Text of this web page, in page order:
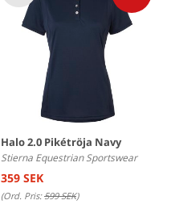
Halo 2.0 Pikétröja Navy
Stierna Equestrian Sportswear
359 SEK
(Ord. Pris:599 SEK)